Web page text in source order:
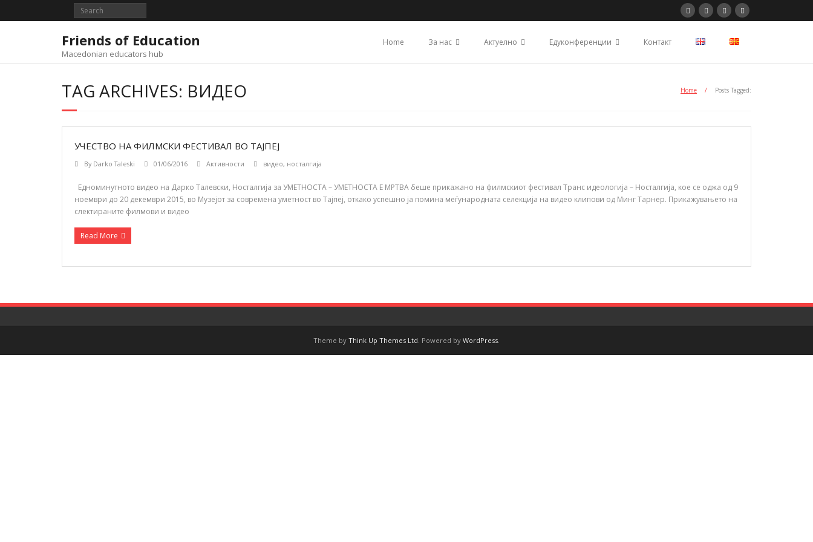
Friends of Education
Macedonian educators hub
Home За нас Актуелно Едуконференции Контакт
TAG ARCHIVES: ВИДЕО Home / Posts Tagged:
УЧЕСТВО НА ФИЛМСКИ ФЕСТИВАЛ ВО ТАЈПЕЈ
By Darko Taleski 01/06/2016 Активности видео, носталгија
Едноминутното видео на Дарко Талевски, Носталгија за УМЕТНОСТА – УМЕТНОСТА Е МРТВА беше прикажано нa филмскиот фестивал Транс идеологија – Носталгија, кое се оджа од 9
ноември до 20 декември 2015, во Музејот за современа уметност во Тајпеј, откако успешно ја помина меѓународната селекција на видео клипови од Минг Тарнер. Прикажувањето на
слектираните филмови и видео
Read More
Theme by Think Up Themes Ltd. Powered by WordPress.